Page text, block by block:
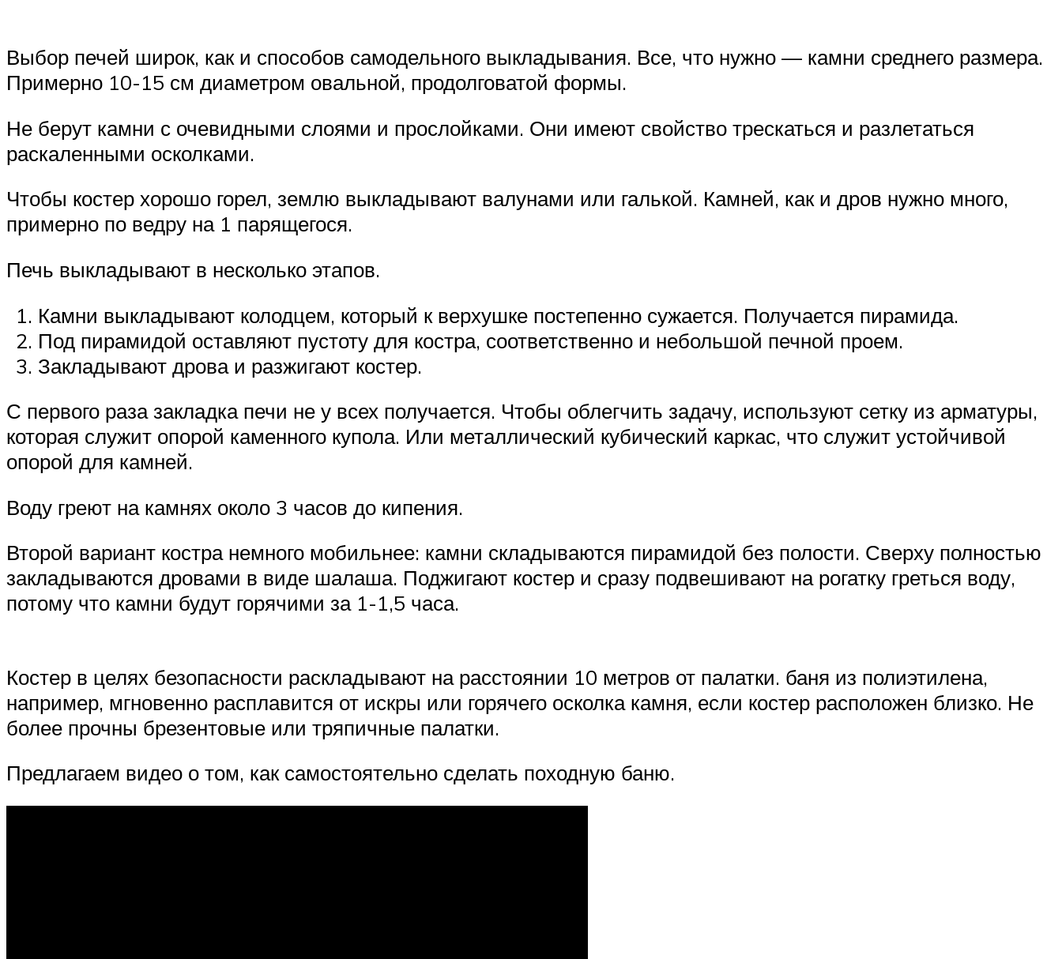
Выбор печей широк, как и способов самодельного выкладывания. Все, что нужно — камни среднего размера.
Примерно 10-15 см диаметром овальной, продолговатой формы.
Не берут камни с очевидными слоями и прослойками. Они имеют свойство трескаться и разлетаться
раскаленными осколками.
Чтобы костер хорошо горел, землю выкладывают валунами или галькой. Камней, как и дров нужно много,
примерно по ведру на 1 парящегося.
Печь выкладывают в несколько этапов.
Камни выкладывают колодцем, который к верхушке постепенно сужается. Получается пирамида.
Под пирамидой оставляют пустоту для костра, соответственно и небольшой печной проем.
Закладывают дрова и разжигают костер.
С первого раза закладка печи не у всех получается. Чтобы облегчить задачу, используют сетку из арматуры,
которая служит опорой каменного купола. Или металлический кубический каркас, что служит устойчивой
опорой для камней.
Воду греют на камнях около 3 часов до кипения.
Второй вариант костра немного мобильнее: камни складываются пирамидой без полости. Сверху полностью
закладываются дровами в виде шалаша. Поджигают костер и сразу подвешивают на рогатку греться воду,
потому что камни будут горячими за 1-1,5 часа.
Костер в целях безопасности раскладывают на расстоянии 10 метров от палатки. баня из полиэтилена,
например, мгновенно расплавится от искры или горячего осколка камня, если костер расположен близко. Не
более прочны брезентовые или тряпичные палатки.
Предлагаем видео о том, как самостоятельно сделать походную баню.